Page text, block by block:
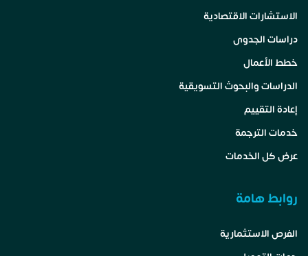
الاستشارات الاقتصادية
دراسات الجدوى
خطط الأعمال
الدراسات والبحوث التسويقية
إعادة التقييم
خدمات الترجمة
عرض كل الخدمات
روابط هامة
الفرص الاستثمارية